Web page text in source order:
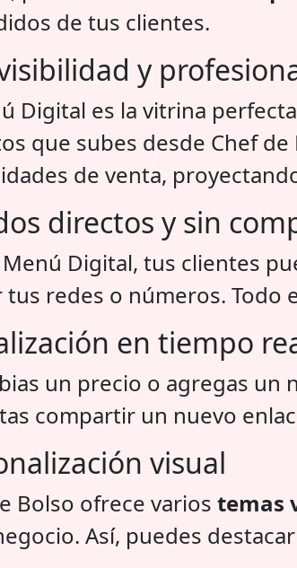
de tus clientes.
y
Digital es la vitrina
que subes desde Chef
de venta,
directos y sin
Digital, tus clientes
tus redes o números. Todo
en tiempo
un precio o agregas
compartir un nuevo
visual
Bolso ofrece varios temas
Así, puedes